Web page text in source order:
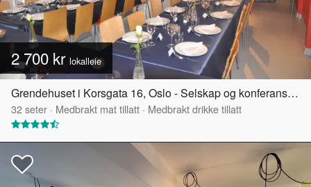
2 700 kr lokalleie
Grendehuset i Korsgata 16, Oslo - Selskap og konferanselokale
32seter · Medbrakt mat tillatt · Medbrakt drikke tillatt